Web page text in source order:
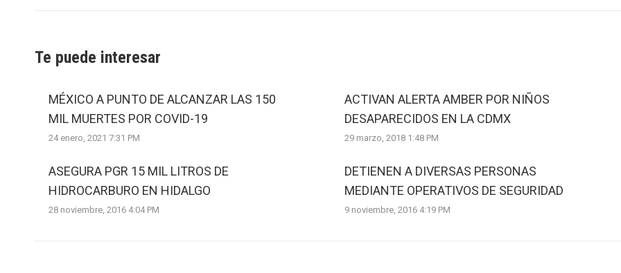
Te puede interesar
MÉXICO A PUNTO DE ALCANZAR LAS 150
MIL MUERTES POR COVID-19
24 enero, 2021 7:31 PM
ACTIVAN ALERTA AMBER POR NIÑOS
DESAPARECIDOS EN LA CDMX
29 marzo, 2018 1:48 PM
ASEGURA PGR 15 MIL LITROS DE
HIDROCARBURO EN HIDALGO
28 noviembre, 2016 4:04 PM
DETIENEN A DIVERSAS PERSONAS
MEDIANTE OPERATIVOS DE SEGURIDAD
9 noviembre, 2016 4:19 PM